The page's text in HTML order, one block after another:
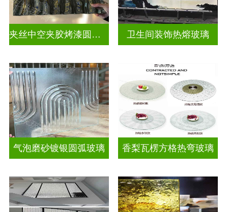
夹丝中空夹胶烤漆圆弧玻璃 卫生间装饰热熔玻璃
气泡磨砂镀银圆弧玻璃 香梨瓦楞方格热弯玻璃